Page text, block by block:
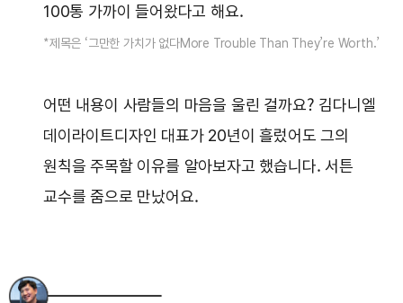
100통 가까이 들어왔다고 해요.
*제목은 ‘그만한 가치가 없다More Trouble Than They’re Worth.’
어떤 내용이 사람들의 마음을 울린 걸까요? 김다니엘
데이라이트디자인 대표가 20년이 흘렀어도 그의
원칙을 주목할 이유를 알아보자고 했습니다. 서튼
교수를 줌으로 만났어요.